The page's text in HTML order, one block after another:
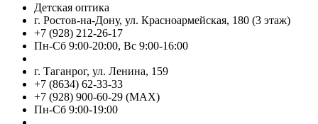
Детская оптика
г. Ростов-на-Дону, ул. Красноармейская, 180 (3 этаж)
+7 (928) 212-26-17
Пн-Cб 9:00-20:00, Вс 9:00-16:00
г. Таганрог, ул. Ленина, 159
+7 (8634) 62-33-33
+7 (928) 900-60-29 (MAX)
Пн-Cб 9:00-19:00